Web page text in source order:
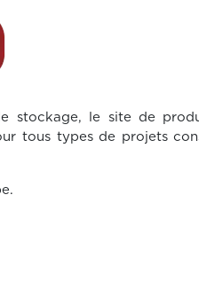
stockage, le site de
tous types de projets